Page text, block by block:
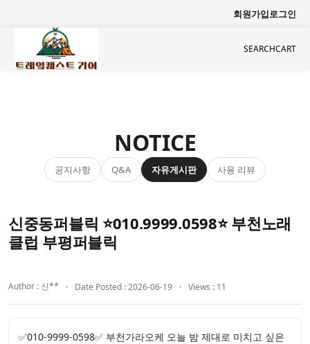
회원가입로그인
SEARCHCART
NOTICE
공지사항 Q&A 자유게시판 사용 리뷰
신중동퍼블릭 ⭐010.9999.0598⭐ 부천노래
클럽 부평퍼블릭
Author : 신** Date Posted : 2026-06-19 Views : 11
✅010-9999-0598✅ 부천가라오케 오늘 밤 제대로 미치고 싶은